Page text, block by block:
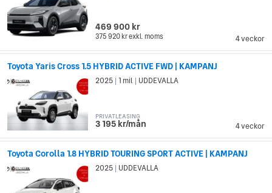
4 veckor
469 900 kr
375 920 krexkl. moms
Toyota Yaris Cross 1.5 HYBRID ACTIVE FWD | KAMPANJ
4 veckor
2025 1 mil UDDEVALLA
PRIVATLEASING
3 195 kr/mån
Toyota Corolla 1.8 HYBRID TOURING SPORT ACTIVE | KAMPANJ
2025 UDDEVALLA